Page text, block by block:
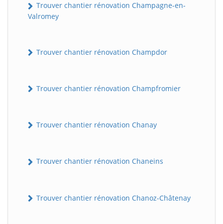
Trouver chantier rénovation Champagne-en-
Valromey
Trouver chantier rénovation Champdor
Trouver chantier rénovation Champfromier
Trouver chantier rénovation Chanay
Trouver chantier rénovation Chaneins
Trouver chantier rénovation Chanoz-Châtenay